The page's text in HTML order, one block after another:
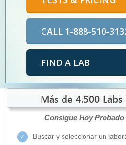
CALL 1-888-510-
FIND A LAB
Más de 4.500
Consigue Hoy Probado
Buscar y seleccionar un